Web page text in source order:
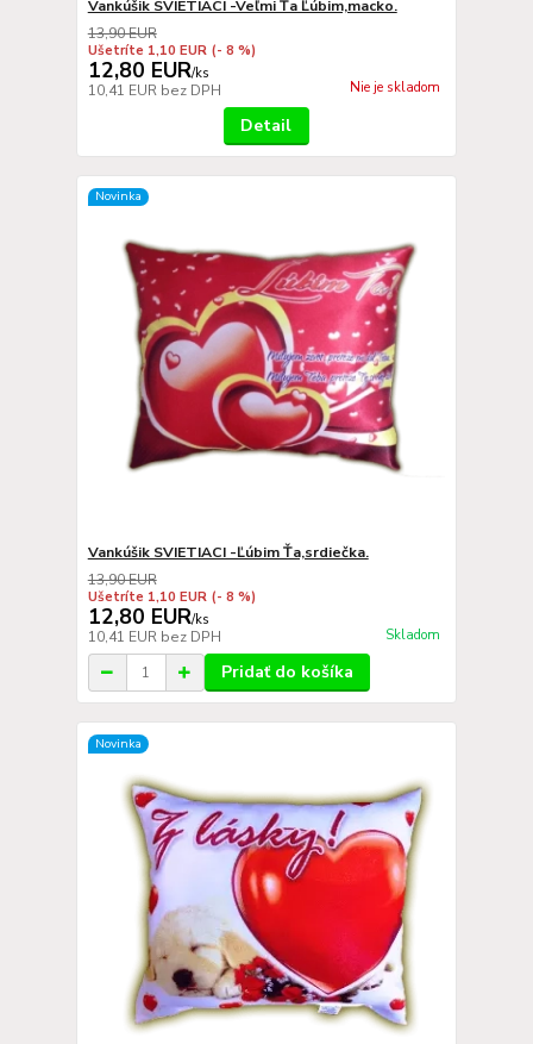
Vankúšik SVIETIACI -Veľmi Ťa Ľúbim,macko.
13,90 EUR
Ušetríte 1,10 EUR (- 8 %)
12,80 EUR/ks
10,41 EUR bez DPH Nie je skladom
Detail
Novinka
Vankúšik SVIETIACI -Ľúbim Ťa,srdiečka.
13,90 EUR
Ušetríte 1,10 EUR (- 8 %)
12,80 EUR/ks
10,41 EUR bez DPH Skladom
Pridať do košíka
Novinka